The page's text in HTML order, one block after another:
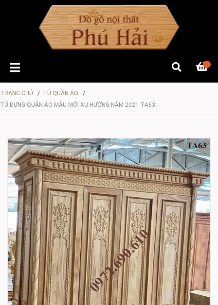
TRANG CHỦ / TỦ QUẦN ÁO
/
TỦ ĐỰNG QUẦN ÁO MẪU MỚI XU HƯỚNG NĂM 2021 TA63